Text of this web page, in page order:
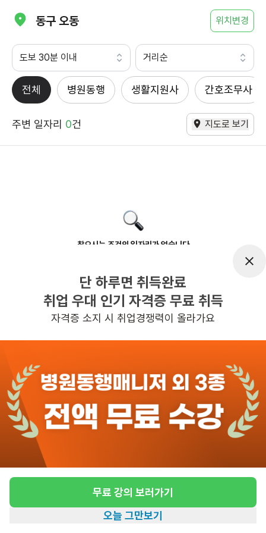
동구 오동 위치변경
도보 30분 이내 거리순
전체 병원동행 생활지원사 간호조무사
주변 일자리 0건 지도로 보기
찾으시는 조건의 일자리가 없습니다
반경 3KM 이내의 일자리 확인하기
단 하루면 취득완료
취업 우대 인기 자격증 무료 취득
자격증 소지 시 취업경쟁력이 올라가요
무료 강의 보러가기
오늘 그만보기